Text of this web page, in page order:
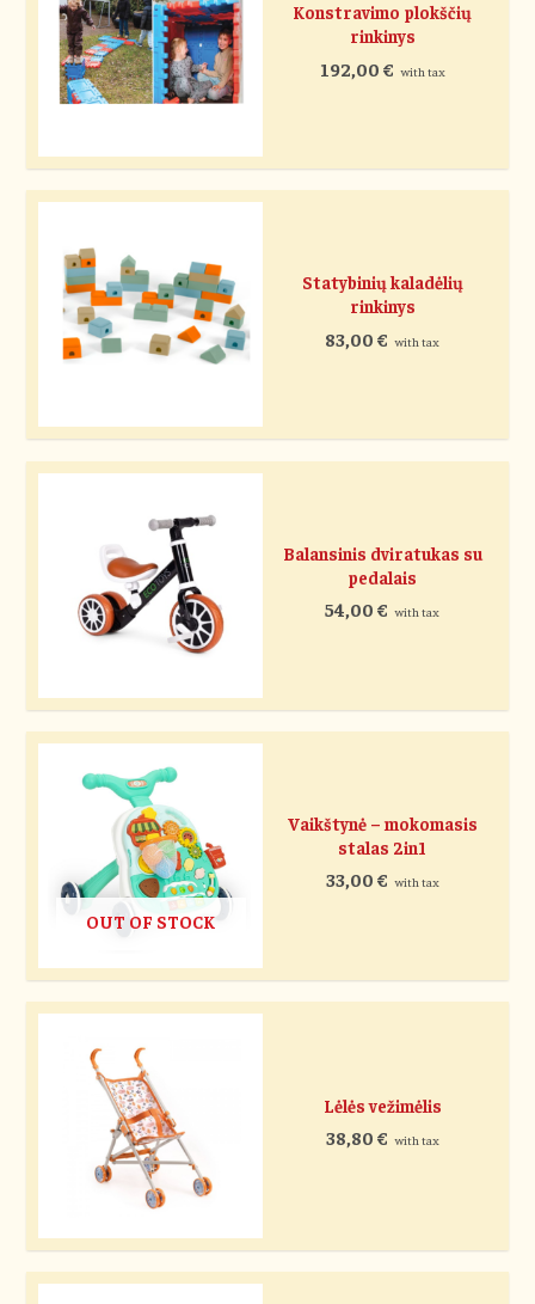
Konstravimo plokščių
rinkinys
192,00 € with tax
Statybinių kaladėlių
rinkinys
83,00€ with tax
Balansinis dviratukas su
pedalais
54,00€ with tax
OUT OF STOCK
Vaikštynė – mokomasis
stalas 2in1
33,00 € with tax
Lėlės vežimėlis
38,80 € with tax